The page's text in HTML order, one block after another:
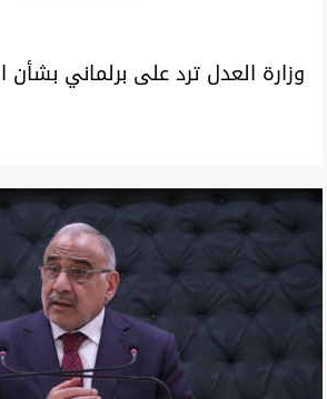
وزارة العدل ترد على برلماني بشأن